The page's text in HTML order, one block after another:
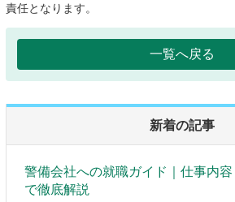
責任となります。
一覧へ戻る
新着の記事
警備会社への就職ガイド｜仕事内容
で徹底解説